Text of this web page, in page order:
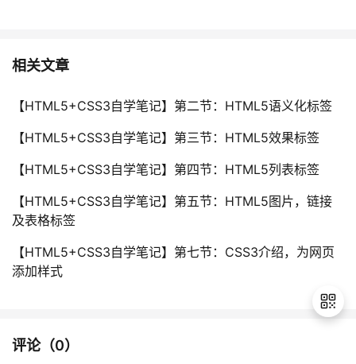
相关文章
【HTML5+CSS3自学笔记】第二节：HTML5语义化标签
【HTML5+CSS3自学笔记】第三节：HTML5效果标签
【HTML5+CSS3自学笔记】第四节：HTML5列表标签
【HTML5+CSS3自学笔记】第五节：HTML5图片，链接
及表格标签
【HTML5+CSS3自学笔记】第七节：CSS3介绍，为网页
添加样式
评论（0）